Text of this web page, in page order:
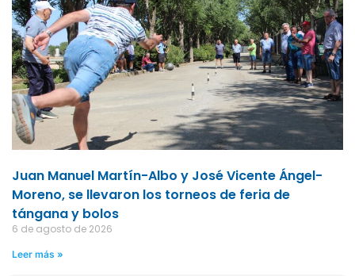
Juan Manuel Martín-Albo y José Vicente Ángel-
Moreno, se llevaron los torneos de feria de
tángana y bolos
6 de agosto de 2026
Leer más »